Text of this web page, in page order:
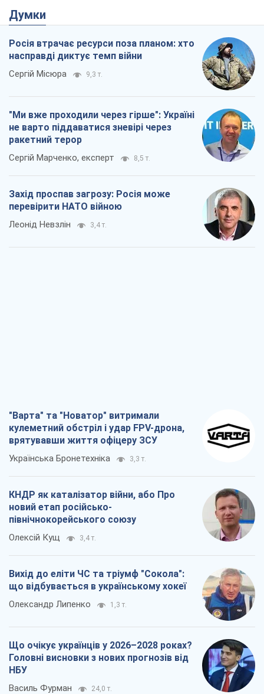
Думки
Росія втрачає ресурси поза планом: хто
насправді диктує темп війни
Сергій Місюра 9,3 т.
"Ми вже проходили через гірше": Україні
не варто піддаватися зневірі через
ракетний терор
Сергій Марченко, експерт 8,5 т.
Захід проспав загрозу: Росія може
перевірити НАТО війною
Леонід Невзлін 3,4 т.
"Варта" та "Новатор" витримали
кулеметний обстріл і удар FPV-дрона,
врятувавши життя офіцеру ЗСУ
Українська Бронетехніка 3,3 т.
КНДР як каталізатор війни, або Про
новий етап російсько-
північнокорейського союзу
Олексій Кущ 3,4 т.
Вихід до еліти ЧС та тріумф "Сокола":
що відбувається в українському хокеї
Олександр Липенко 1,3 т.
Що очікує українців у 2026–2028 роках?
Головні висновки з нових прогнозів від
НБУ
Василь Фурман 24,0 т.